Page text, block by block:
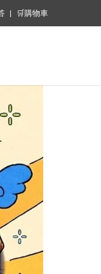
🛒購物車